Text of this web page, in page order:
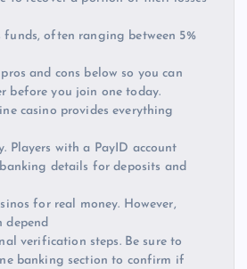
funds, often ranging between 5%
and cons below so you can
before you join one today.
casino provides everything
Players with a PayID account
details for deposits and
for real money. However,
depend
verification steps. Be sure to
banking section to confirm if